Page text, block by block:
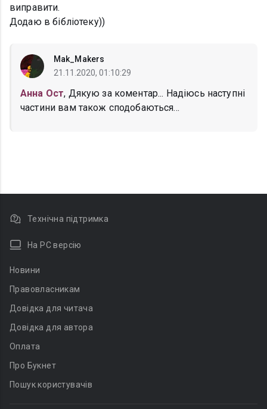
виправити.
Додаю в бібліотеку))
Mak_Makers
21.11.2020, 01:10:29
Анна Ост, Дякую за коментар... Надіюсь наступні
частини вам також сподобаються...
Технічна підтримка
На PC версію
Новини
Правовласникам
Довідка для читача
Довідка для автора
Оплата
Про Букнет
Пошук користувачів